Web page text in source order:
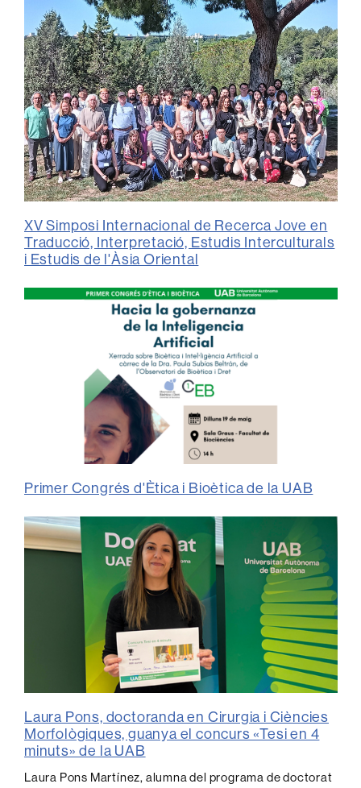
XV Simposi Internacional de Recerca Jove en
Traducció, Interpretació, Estudis Interculturals
i Estudis de l'Àsia Oriental
Primer Congrés d'Ètica i Bioètica de la UAB
Laura Pons, doctoranda en Cirurgia i Ciències
Morfològiques, guanya el concurs «Tesi en 4
minuts» de la UAB
Laura Pons Martínez, alumna del programa de doctorat